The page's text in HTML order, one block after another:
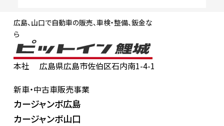
広島、山口で自動車の販売、車検・整備、鈑金な
ら
本社
広島県広島市佐伯区石内南1-4-1
新車・中古車販売事業
カージャンボ広島
カージャンボ山口